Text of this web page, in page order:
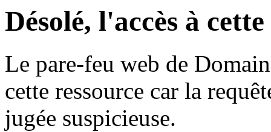
Désolé, l'accès à
Le pare-feu web de
cette ressource car la
jugée suspicieuse.